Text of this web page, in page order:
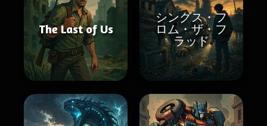
The Last of Us
シングス・フ
ロム・ザ・フ
ラッド